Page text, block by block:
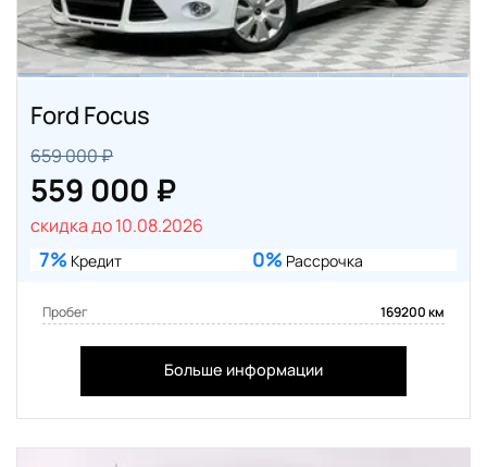
Ford Focus
659 000 ₽
559 000 ₽
скидка до 10.08.2026
7% Кредит 0% Рассрочка
Пробег 169200 км
Больше информации